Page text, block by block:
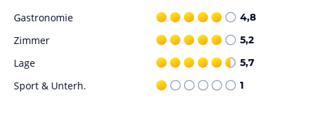
Angaben ohne Gewähr. Bitte lies vor der Buchung die
verbindlichen
des jeweiligen Veranstalters.
Gastronomie 4,8
Zimmer 5,2
Lage 5,7
Sport & Unterh. 1